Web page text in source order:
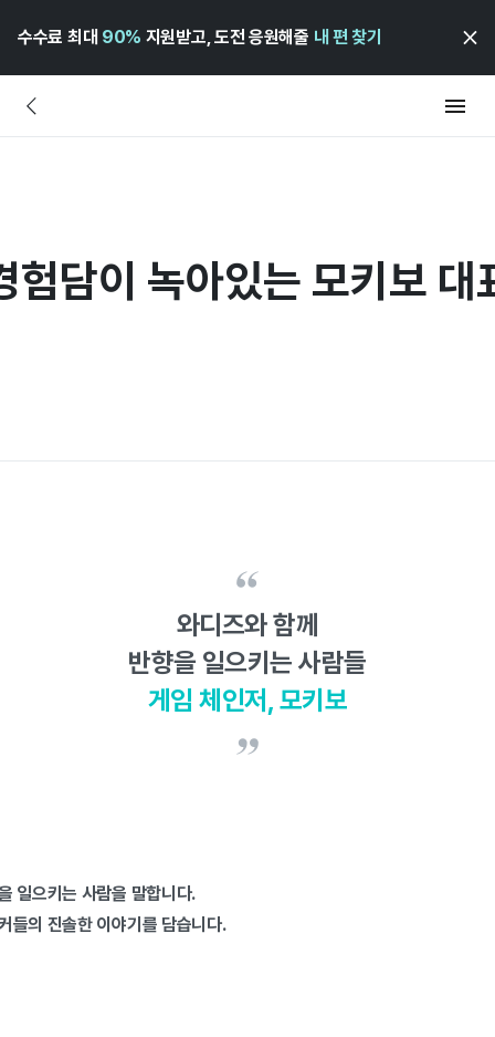
수수료 최대 90% 지원받고, 도전 응원해줄 내 편 찾기
험담이 녹아있는 모키보
와디즈와 함께
반향을 일으키는 사람들
게임 체인저, 모키보
일으키는 사람을 말합니다.
들의 진솔한 이야기를 담습니다.